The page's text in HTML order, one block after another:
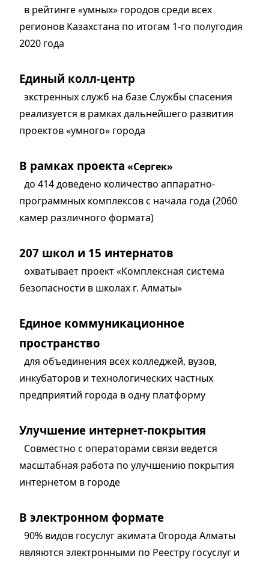
в рейтинге «умных» городов среди всех
регионов Казахстана по итогам 1-го полугодия
2020 года
Единый колл-центр
экстренных служб на базе Службы спасения
реализуется в рамках дальнейшего развития
проектов «умного» города
В рамках проекта «Сергек»
до 414 доведено количество аппаратно-
программных комплексов с начала года (2060
камер различного формата)
207 школ и 15 интернатов
охватывает проект «Комплексная система
безопасности в школах г. Алматы»
Единое коммуникационное
пространство
для объединения всех колледжей, вузов,
инкубаторов и технологических частных
предприятий города в одну платформу
Улучшение интернет-покрытия
Совместно с операторами связи ведется
масштабная работа по улучшению покрытия
интернетом в городе
В электронном формате
90% видов госуслуг акимата 0города Алматы
являются электронными по Реестру госуслуг и